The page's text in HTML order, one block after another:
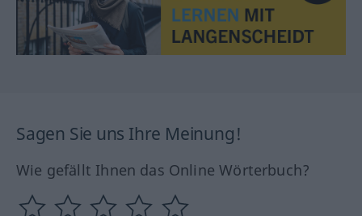
Sagen Sie uns Ihre Meinung!
Wie gefällt Ihnen das Online Wörterbuch?